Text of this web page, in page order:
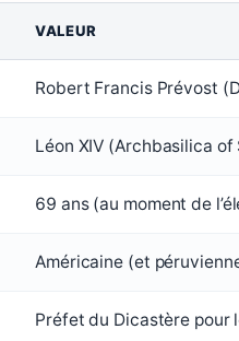
VALEUR
Robert Francis Prévost
Léon XIV (Archbasilica
69 ans (au moment de
Américaine (et
Préfet du Dicastère pour